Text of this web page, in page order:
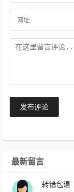
发布评论
最新留言